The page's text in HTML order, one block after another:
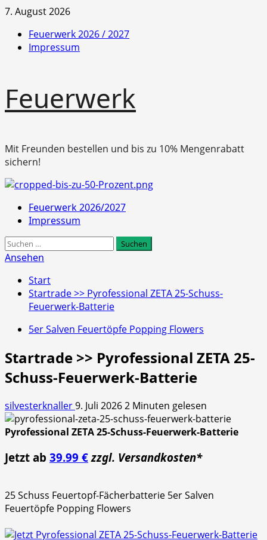
Zum
springen
7. August 2026
Feuerwerk 2026 / 2027
Impressum
Feuerwerk
Mit Freunden bestellen und bis zu 10% Mengenrabatt
sichern!
Primäres
Menü
Feuerwerk 2026/2027
Impressum
Suchen
nach:
Ansehen
Start
Startrade >> Pyrofessional ZETA 25-Schuss-
Feuerwerk-Batterie
5er Salven Feuertöpfe Popping Flowers
Startrade >> Pyrofessional ZETA 25-
Schuss-Feuerwerk-Batterie
silvesterknaller9. Juli 20262 Minuten gelesen
Pyrofessional ZETA 25-Schuss-Feuerwerk-Batterie
Jetzt ab 39.99 € zzgl. Versandkosten*
25 Schuss Feuertopf-Fächerbatterie 5er Salven
Feuertöpfe Popping Flowers